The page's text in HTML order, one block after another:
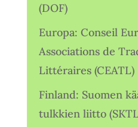
(DOF)
Europa: Conseil
Associations de
Littéraires (CEATL)
Finland: Suomen
tulkkien liitto